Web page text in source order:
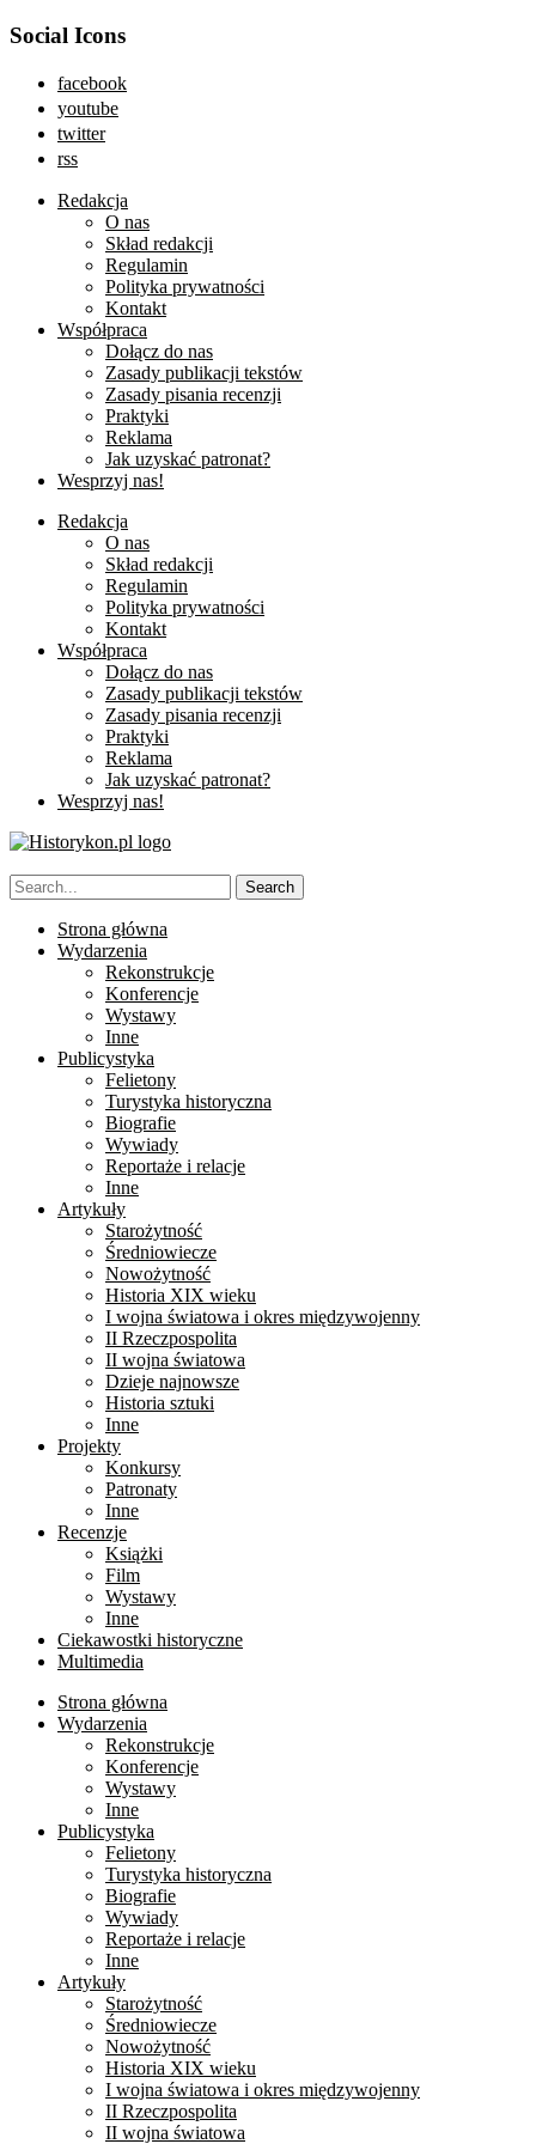
Social Icons
facebook
youtube
twitter
rss
Redakcja
O nas
Skład redakcji
Regulamin
Polityka prywatności
Kontakt
Współpraca
Dołącz do nas
Zasady publikacji tekstów
Zasady pisania recenzji
Praktyki
Reklama
Jak uzyskać patronat?
Wesprzyj nas!
Redakcja
O nas
Skład redakcji
Regulamin
Polityka prywatności
Kontakt
Współpraca
Dołącz do nas
Zasady publikacji tekstów
Zasady pisania recenzji
Praktyki
Reklama
Jak uzyskać patronat?
Wesprzyj nas!
Strona główna
Wydarzenia
Rekonstrukcje
Konferencje
Wystawy
Inne
Publicystyka
Felietony
Turystyka historyczna
Biografie
Wywiady
Reportaże i relacje
Inne
Artykuły
Starożytność
Średniowiecze
Nowożytność
Historia XIX wieku
I wojna światowa i okres międzywojenny
II Rzeczpospolita
II wojna światowa
Dzieje najnowsze
Historia sztuki
Inne
Projekty
Konkursy
Patronaty
Inne
Recenzje
Książki
Film
Wystawy
Inne
Ciekawostki historyczne
Multimedia
Strona główna
Wydarzenia
Rekonstrukcje
Konferencje
Wystawy
Inne
Publicystyka
Felietony
Turystyka historyczna
Biografie
Wywiady
Reportaże i relacje
Inne
Artykuły
Starożytność
Średniowiecze
Nowożytność
Historia XIX wieku
I wojna światowa i okres międzywojenny
II Rzeczpospolita
II wojna światowa